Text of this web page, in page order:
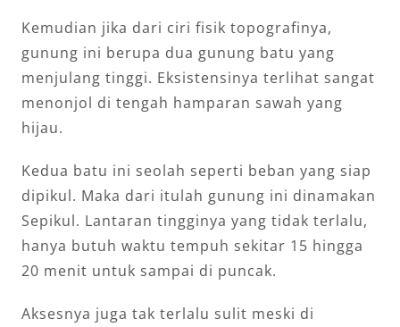
Kemudian jika dari ciri fisik topografinya,
gunung ini berupa dua gunung batu yang
menjulang tinggi. Eksistensinya terlihat sangat
menonjol di tengah hamparan sawah yang
hijau.
Kedua batu ini seolah seperti beban yang siap
dipikul. Maka dari itulah gunung ini dinamakan
Sepikul. Lantaran tingginya yang tidak terlalu,
hanya butuh waktu tempuh sekitar 15 hingga
20 menit untuk sampai di puncak.
Aksesnya juga tak terlalu sulit meski di